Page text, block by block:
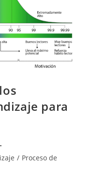
para
/ Proceso de